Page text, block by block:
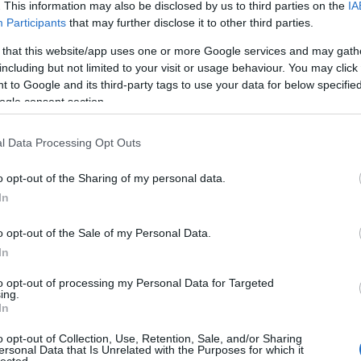
This information may also be disclosed by us to third parties on the
Participants that may further disclose it to other third parties.
that this website/app uses one or more Google services and may
but not limited to your visit or usage behaviour. You may
to Google and its third-party tags to use your data for below
consent section.
Data Processing Opt Outs
opt-out of the Sharing of my personal data.
opt-out of the Sale of my Personal Data.
opt-out of processing my Personal Data for Targeted
opt-out of Collection, Use, Retention, Sale, and/or Sharing
Data that Is Unrelated with the Purposes for which it
A
A
Válasz erre
:)
ismert bűvész(?)az illető!!!), aki valamiféle egyenruhába
főterén-ahol én akkoriban ott is bűvészkedtem egy
kamu rendőrjelvénnyel a kezében azt mondta, hogy ő
embere, és hogy húzzunk el a főtérről, mert ott
az utcai bűvészkedést nekem az ottani helyi hatóságok is
nézett, és ki is használta a lehetőséget a poénkodásra, a
a Budai Várban is elkövetett másik pofátlan dolgot, és ő tudja,
annak jó pár kamu és szélhámos bűvészéről, bár ezek